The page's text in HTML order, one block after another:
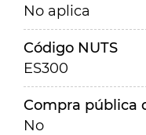
No aplica
Código NUTS
ES300
Compra pública
No